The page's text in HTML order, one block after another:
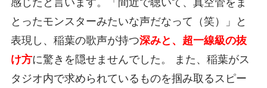
とったモンスターみたいな声だなって（笑）」と
表現し、稲葉の歌声が持つ深みと、超一線級の抜
け方に驚きを隠せませんでした。 また、稲葉がス
タジオ内で求められているものを掴み取るスピー